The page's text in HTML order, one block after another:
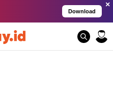
Download
×